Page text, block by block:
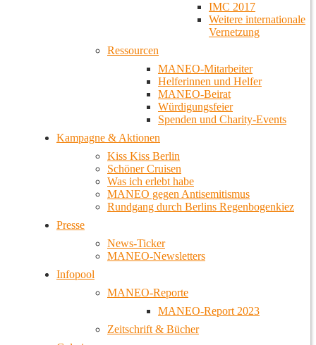
IMC 2017
Weitere internationale
Vernetzung
Ressourcen
MANEO-Mitarbeiter
Helferinnen und Helfer
MANEO-Beirat
Würdigungsfeier
Spenden und Charity-Events
Kampagne & Aktionen
Kiss Kiss Berlin
Schöner Cruisen
Was ich erlebt habe
MANEO gegen Antisemitismus
Rundgang durch Berlins Regenbogenkiez
Presse
News-Ticker
MANEO-Newsletters
Infopool
MANEO-Reporte
MANEO-Report 2023
Zeitschrift & Bücher